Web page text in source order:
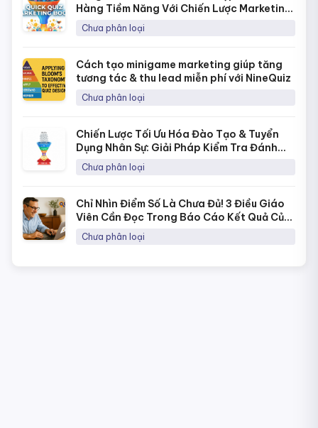
Hàng Tiềm Năng Với Chiến Lược Marketing
Bằng Quick Quiz
Chưa phân loại
Cách tạo minigame marketing giúp tăng
tương tác & thu lead miễn phí với NineQuiz
Chưa phân loại
Chiến Lược Tối Ưu Hóa Đào Tạo & Tuyển
Dụng Nhân Sự: Giải Pháp Kiểm Tra Đánh
Giá Năng Lực Thời 4.0
Chưa phân loại
Chỉ Nhìn Điểm Số Là Chưa Đủ! 3 Điều Giáo
Viên Cần Đọc Trong Báo Cáo Kết Quả Của
NineQuiz Để Hiểu Học Sinh Hơn
Chưa phân loại